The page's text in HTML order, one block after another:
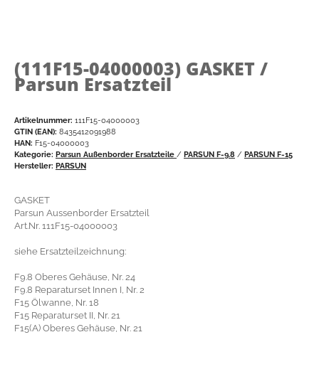
(111F15-04000003) GASKET /
Parsun Ersatzteil
Artikelnummer: 111F15-04000003
GTIN (EAN): 8435412091988
HAN: F15-04000003
Kategorie: Parsun Außenborder Ersatzteile / PARSUN F-9.8 / PARSUN F-15
Hersteller: PARSUN
GASKET
Parsun Aussenborder Ersatzteil
Art.Nr. 111F15-04000003
siehe Ersatzteilzeichnung:
F9.8 Oberes Gehäuse, Nr. 24
F9.8 Reparaturset Innen I, Nr. 2
F15 Ölwanne, Nr. 18
F15 Reparaturset II, Nr. 21
F15(A) Oberes Gehäuse, Nr. 21